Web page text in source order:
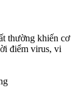
thường khiến cơ
điểm virus, vi